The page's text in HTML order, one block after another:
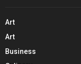
Art
Art
Business